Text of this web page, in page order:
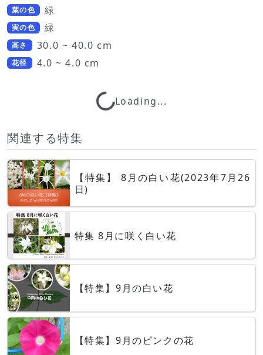
葉の色 緑
実の色 緑
高さ 30.0 ~ 40.0 cm
花径 4.0 ~ 4.0 cm
Loading...Loading...
関連する特集
【特集】 8月の白い花(2023年7月26
日)
特集 8月に咲く白い花
【特集】9月の白い花
【特集】9月のピンクの花